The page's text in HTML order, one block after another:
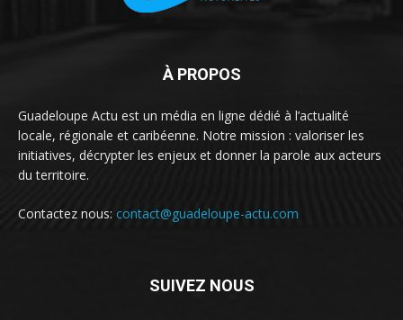
À PROPOS
Guadeloupe Actu est un média en ligne dédié à l’actualité
locale, régionale et caribéenne. Notre mission : valoriser les
initiatives, décrypter les enjeux et donner la parole aux acteurs
du territoire.
Contactez nous: contact@guadeloupe-actu.com
SUIVEZ NOUS